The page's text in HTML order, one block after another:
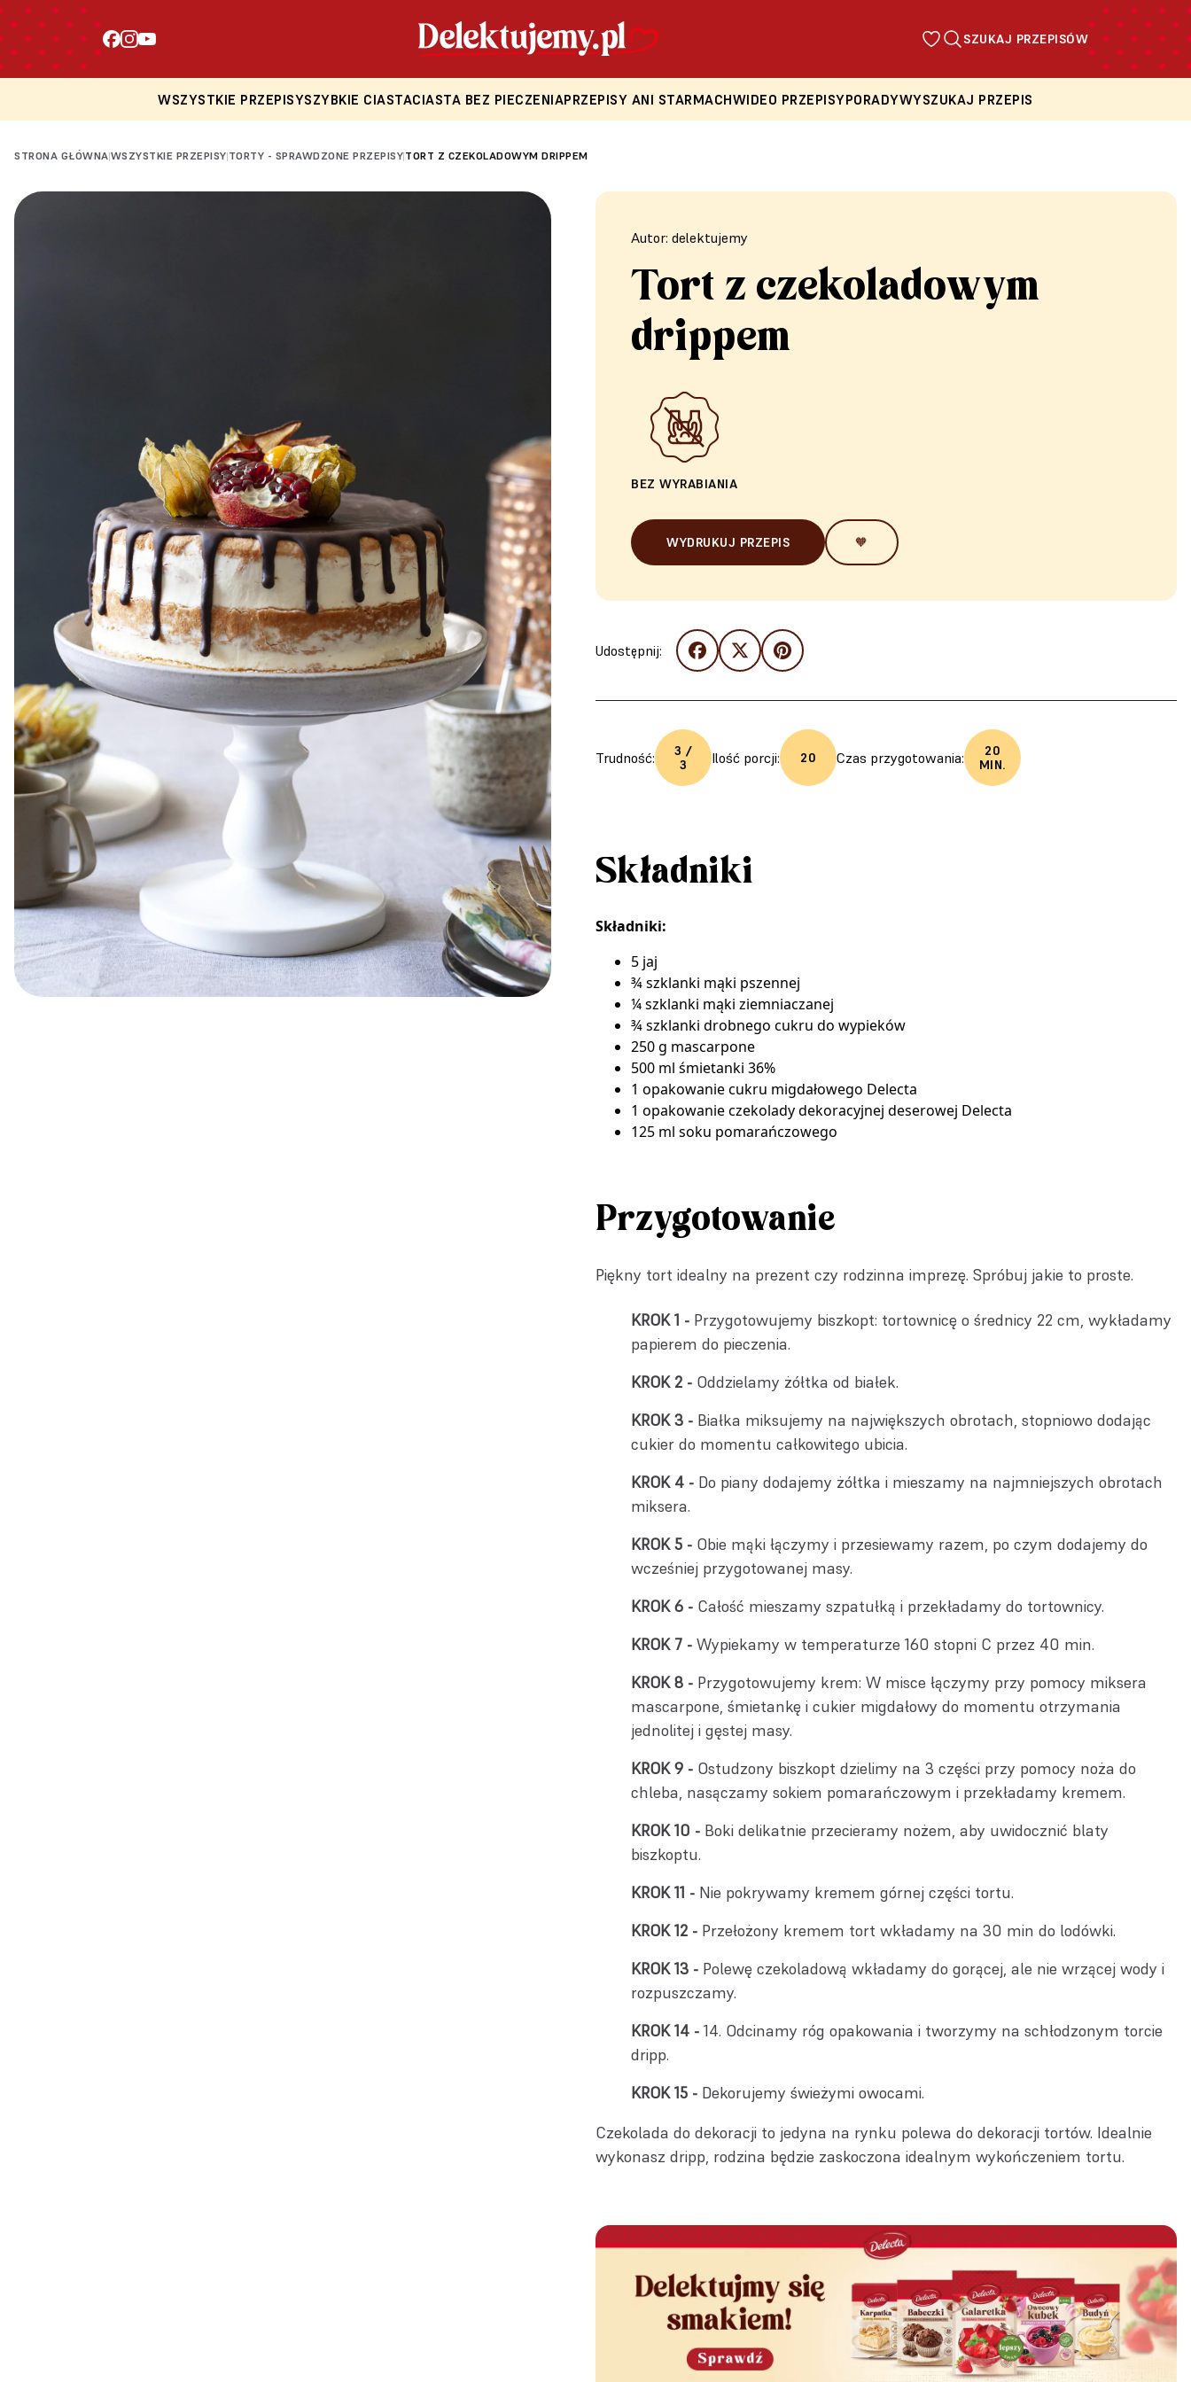
SZUKAJ PRZEPISÓW
WSZYSTKIE PRZEPISYSZYBKIE CIASTACIASTA BEZ PIECZENIAPRZEPISY ANI STARMACHWIDEO PRZEPISYPORADYWYSZUKAJ PRZEPIS
STRONA GŁÓWNA|WSZYSTKIE PRZEPISY|TORTY - SPRAWDZONE PRZEPISY|TORT Z CZEKOLADOWYM DRIPPEM
Autor: delektujemy
Tort z czekoladowym
drippem
BEZ WYRABIANIA
WYDRUKUJ PRZEPIS 🧡
Udostępnij:
Trudność:
3 /
3
Ilość porcji: 20 Czas przygotowania:
20
MIN.
Składniki
Składniki:
5 jaj
¾ szklanki mąki pszennej
¼ szklanki mąki ziemniaczanej
¾ szklanki drobnego cukru do wypieków
250 g mascarpone
500 ml śmietanki 36%
1 opakowaniecukru migdałowego Delecta
1 opakowanie czekolady dekoracyjnej deserowej Delecta
125 ml soku pomarańczowego
Przygotowanie
Piękny tort idealny na prezent czy rodzinna imprezę. Spróbuj jakie to proste.
Przygotowujemy biszkopt: tortownicę o średnicy 22 cm, wykładamy
papierem do pieczenia.
Oddzielamy żółtka od białek.
Białka miksujemy na największych obrotach, stopniowo dodając
cukier do momentu całkowitego ubicia.
Do piany dodajemy żółtka i mieszamy na najmniejszych obrotach
miksera.
Obie mąki łączymy i przesiewamy razem, po czym dodajemy do
wcześniej przygotowanej masy.
Całość mieszamy szpatułką i przekładamy do tortownicy.
Wypiekamy w temperaturze 160 stopni C przez 40 min.
Przygotowujemy krem: W misce łączymy przy pomocy miksera
mascarpone, śmietankę i cukier migdałowy do momentu otrzymania
jednolitej i gęstej masy.
Ostudzony biszkopt dzielimy na 3 części przy pomocy noża do
chleba, nasączamy sokiem pomarańczowym i przekładamy kremem.
Boki delikatnie przecieramy nożem, aby uwidocznić blaty
biszkoptu.
Nie pokrywamy kremem górnej części tortu.
Przełożony kremem tort wkładamy na 30 min do lodówki.
Polewę czekoladową wkładamy do gorącej, ale nie wrzącej wody i
rozpuszczamy.
14. Odcinamy róg opakowania i tworzymy na schłodzonym torcie
dripp.
Dekorujemy świeżymi owocami.
Czekolada do dekoracji to jedyna na rynku polewa do dekoracji tortów. Idealnie
wykonasz dripp, rodzina będzie zaskoczona idealnym wykończeniem tortu.